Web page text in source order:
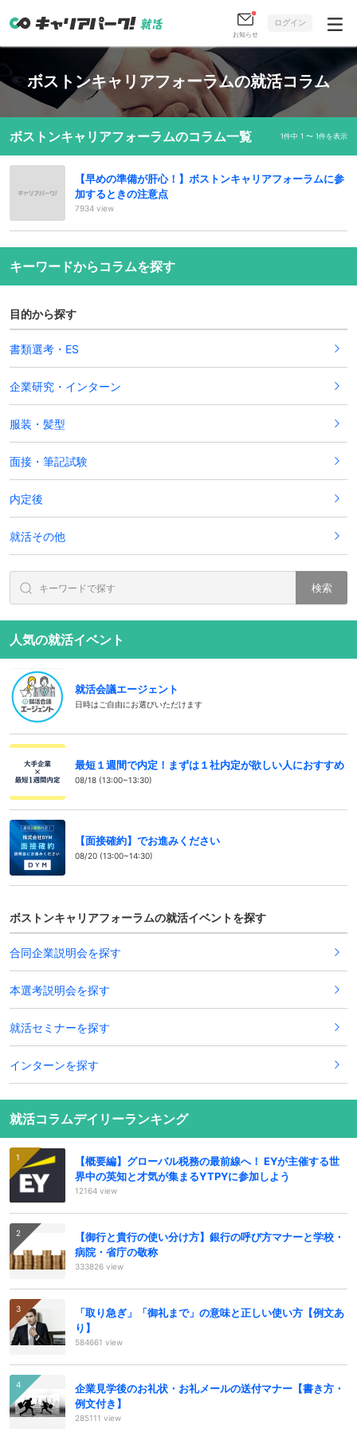
お知らせ
ログイン
ボストンキャリアフォーラムの就活コラム
ボストンキャリアフォーラムのコラム一覧 1件中 1 〜 1件を表示
【早めの準備が肝心！】ボストンキャリアフォーラムに参
加するときの注意点
7934 view
キーワードからコラムを探す
目的から探す
書類選考・ES
企業研究・インターン
服装・髪型
面接・筆記試験
内定後
就活その他
検索
人気の就活イベント
就活会議エージェント
日時はご自由にお選びいただけます
最短１週間で内定！まずは１社内定が欲しい人におすすめ
08/18 (13:00~13:30)
【面接確約】でお進みください
08/20 (13:00~14:30)
ボストンキャリアフォーラムの就活イベントを探す
合同企業説明会を探す
本選考説明会を探す
就活セミナーを探す
インターンを探す
就活コラムデイリーランキング
【概要編】グローバル税務の最前線へ！ EYが主催する世
界中の英知と才気が集まるYTPYに参加しよう
12164 view
【御行と貴行の使い分け方】銀行の呼び方マナーと学校・
病院・省庁の敬称
333826 view
「取り急ぎ」「御礼まで」の意味と正しい使い方【例文あ
り】
584661 view
企業見学後のお礼状・お礼メールの送付マナー【書き方・
例文付き】
285111 view